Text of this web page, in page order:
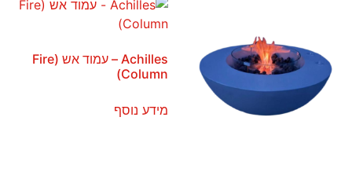
Achilles – עמוד אש (Fire
Column)
מידע נוסף